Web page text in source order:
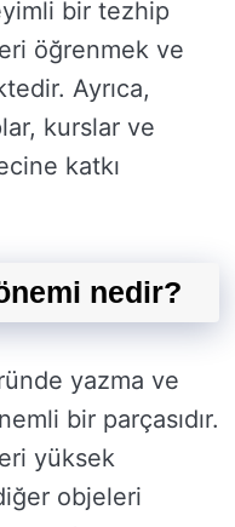
bir tezhip
öğrenmek ve
Ayrıca,
kurslar ve
katkı
nedir?
yazma ve
bir parçasıdır.
yüksek
objeleri